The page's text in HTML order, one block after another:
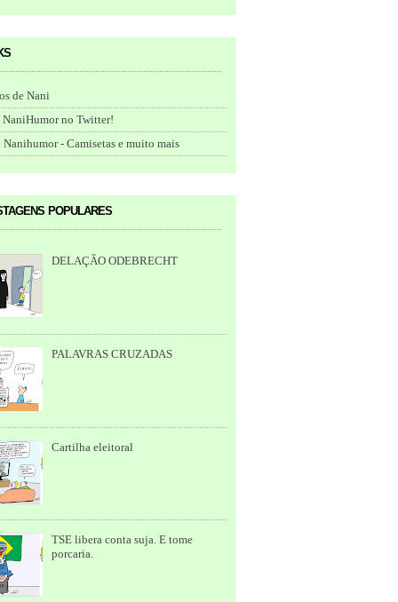
de Nani
NaniHumor no Twitter!
- Camisetas e muito mais
populares
DELAÇÃO ODEBRECHT
PALAVRAS CRUZADAS
Cartilha eleitoral
TSE libera conta suja. E tome
porcaria.